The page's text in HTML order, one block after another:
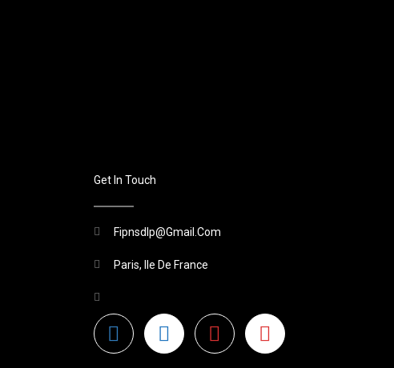
Get In Touch
Fipnsdlp@gmail.com
Paris, Ile De France